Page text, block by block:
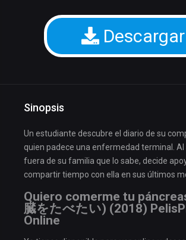
Descargar
Sinopsis
Un estudiante descubre el diario de su
quien padece una enfermedad terminal. Al
fuera de su familia que lo sabe, decide
compartir tiempo con ella en sus últimos
Quiero comerme tu
臓をたべたい) (2018)
Online